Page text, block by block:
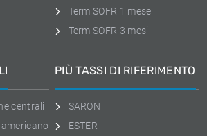
Term SOFR 1 mese
Term SOFR 3 mesi
centrali
PIÙ TASSI DI RIFERIMENTO
SARON
ESTER